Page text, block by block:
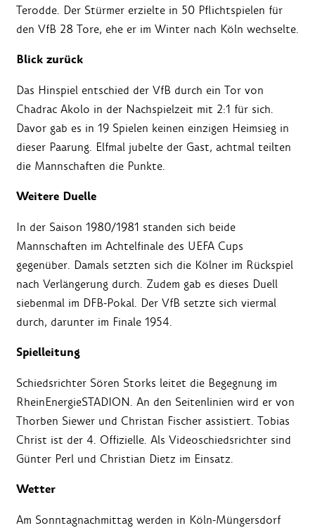
Terodde. Der Stürmer erzielte in 50 Pflichtspielen für
den VfB 28 Tore, ehe er im Winter nach Köln wechselte.
Blick zurück
Das Hinspiel entschied der VfB durch ein Tor von
Chadrac Akolo in der Nachspielzeit mit 2:1 für sich.
Davor gab es in 19 Spielen keinen einzigen Heimsieg in
dieser Paarung. Elfmal jubelte der Gast, achtmal teilten
die Mannschaften die Punkte.
Weitere Duelle
In der Saison 1980/1981 standen sich beide
Mannschaften im Achtelfinale des UEFA Cups
gegenüber. Damals setzten sich die Kölner im Rückspiel
nach Verlängerung durch. Zudem gab es dieses Duell
siebenmal im DFB-Pokal. Der VfB setzte sich viermal
durch, darunter im Finale 1954.
Spielleitung
Schiedsrichter Sören Storks leitet die Begegnung im
RheinEnergieSTADION. An den Seitenlinien wird er von
Thorben Siewer und Christan Fischer assistiert. Tobias
Christ ist der 4. Offizielle. Als Videoschiedsrichter sind
Günter Perl und Christian Dietz im Einsatz.
Wetter
Am Sonntagnachmittag werden in Köln-Müngersdorf